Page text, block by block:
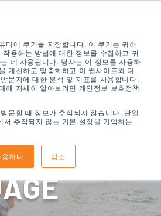
터에 쿠키를 저장합니다. 이 쿠키는 귀하
용하는 방법에 대한 정보를 수집하고 귀
데 사용됩니다. 당사는 이 정보를 사용하
개선하고 맞춤화하고 이 웹사이트와 다
문자에 대한 분석 및 지표를 사용합니다.
해 자세히 알아보려면 개인정보 보호정책
문할 때 정보가 추적되지 않습니다. 단일
서 추적되지 않는 기본 설정을 기억하는
용하다 감소
LIVES